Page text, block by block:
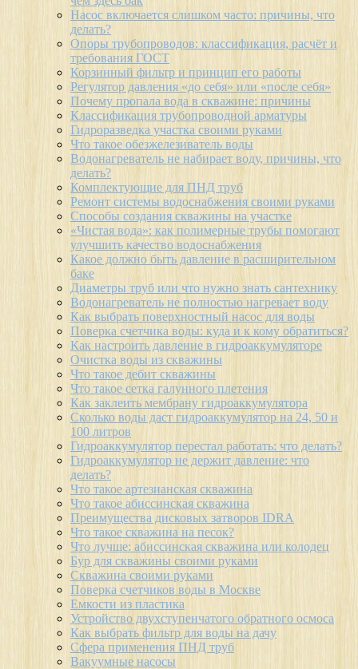
Насос включается слишком часто: причины, что
делать?
Опоры трубопроводов: классификация, расчёт и
требования ГОСТ
Корзинный фильтр и принцип его работы
Регулятор давления «до себя» или «после себя»
Почему пропала вода в скважине: причины
Классификация трубопроводной арматуры
Гидроразведка участка своими руками
Что такое обезжелезиватель воды
Водонагреватель не набирает воду, причины, что
делать?
Комплектующие для ПНД труб
Ремонт системы водоснабжения своими руками
Способы создания скважины на участке
«Чистая вода»: как полимерные трубы помогают
улучшить качество водоснабжения
Какое должно быть давление в расширительном
баке
Диаметры труб или что нужно знать сантехнику
Водонагреватель не полностью нагревает воду
Как выбрать поверхностный насос для воды
Поверка счетчика воды: куда и к кому обратиться?
Как настроить давление в гидроаккумуляторе
Очистка воды из скважины
Что такое дебит скважины
Что такое сетка галунного плетения
Как заклеить мембрану гидроаккумулятора
Сколько воды даст гидроаккумулятор на 24, 50 и
100 литров
Гидроаккумулятор перестал работать: что делать?
Гидроаккумулятор не держит давление: что
делать?
Что такое артезианская скважина
Что такое абиссинская скважина
Преимущества дисковых затворов IDRA
Что такое скважина на песок?
Что лучше: абиссинская скважина или колодец
Бур для скважины своими руками
Скважина своими руками
Поверка счетчиков воды в Москве
Емкости из пластика
Устройство двухступенчатого обратного осмоса
Как выбрать фильтр для воды на дачу
Сфера применения ПНД труб
Вакуумные насосы